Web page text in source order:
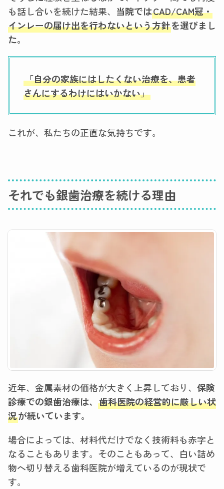
も話し合いを続けた結果、 当院ではCAD/CAM冠・
インレーの届け出を行わないという方針を選びまし
た。
「自分の家族にはしたくない治療を、患者
さんにするわけにはいかない」
これが、私たちの正直な気持ちです。
それでも銀歯治療を続ける理由
近年、金属素材の価格が大きく上昇しており、 保険
診療での銀歯治療は、 歯科医院の経営的に厳しい状
況が続いています。
場合によっては、材料代だけでなく技術料も赤字と
なることもあります。そのこともあって、白い詰め
物へ切り替える歯科医院が増えているのが現状で
す。